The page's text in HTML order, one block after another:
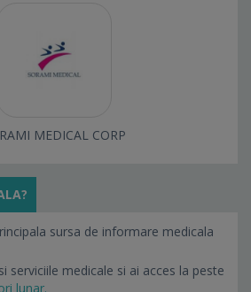
MEDICAL CORP
sursa de informare medicala
serviciile medicale si ai acces la peste
lunar.